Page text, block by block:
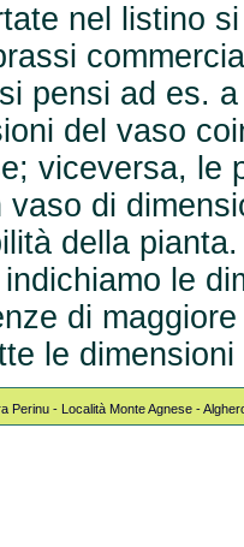
nel listino
pensi ad es.
del vaso
viceversa, le
vaso di
della
le
di
le
Perinu - Località Monte Agnese -